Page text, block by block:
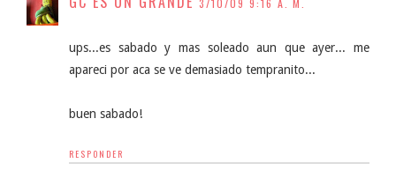
3/10/09 9:16 A. M.
ups...es sabado y mas soleado aun que ayer... me
apareci por aca se ve demasiado tempranito...
buen sabado!
RESPONDER